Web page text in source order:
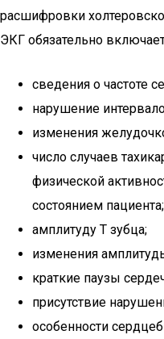
расшифровки
ЭКГ обязательно
сведения о частоте
нарушение
изменения
число случаев
физической
состоянием пациента;
амплитуду Т зубца;
изменения
краткие паузы
присутствие
особенности